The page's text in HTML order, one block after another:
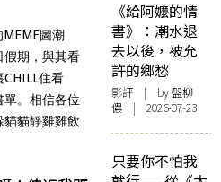
圖潮
假期，與其看
住看
單。相信各位
貓貓靜雞雞飲
《給阿嬤的情
書》：潮水退
去以後，被允
許的鄉愁
影評 | by 盤柳
儂 | 2026-07-23
只要你不怕我